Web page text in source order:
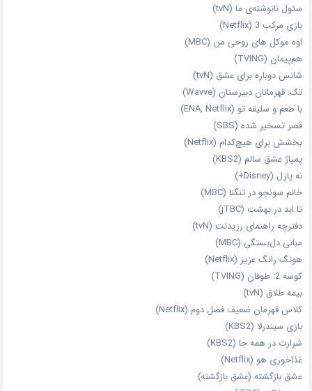
سئول نانوشته‌ی ما (tvN)
بازی مرکب 3 (Netflix)
اوه موکل های روحی من (MBC)
هم‌پیمان (TVING)
شانس دوباره برای عشق (tvN)
تک: قهرمانان دبیرستان (Wavve)
با طعم و سلیقه تو (ENA, Netflix)
قصر تسخیر شده (SBS)
بخشش برای هیچ‌کدام (Netflix)
پمپاژ عشق سالم (KBS2)
نه پازل (Disney+)
خانم سونجو در تنگنا (MBC)
تا ابد در بهشت (jTBC)
دفترچه راهنمای رزیدنت (tvN)
مبانی دل‌بستگی (MBC)
هونگ رانگ عزیز (Netflix)
کوسه 2: طوفان (TVING)
بیمه طلاق (tvN)
کلاس قهرمان ضعیف فصل دوم (Netflix)
بازی سیندرلا (KBS2)
شرارت در همه‌ جا (KBS2)
غذاخوری هو (Netflix)
عشق بازگشته (عشق بازگشته)